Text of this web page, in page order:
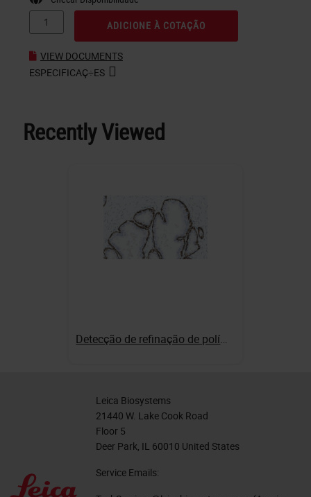
ADICIONE À COTAÇÃO
VIEW DOCUMENTS
ESPECIFICAÇ÷ES
Recently Viewed
Detecção de refinação de polímero Bond
Leica Biosystems
21440 W. Lake Cook Road
Floor 5
Deer Park, IL 60010 United States
Service Emails: